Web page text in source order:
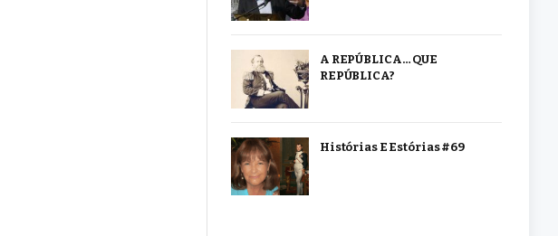
A REPÚBLICA… QUE
REPÚBLICA?
Histórias E Estórias #69